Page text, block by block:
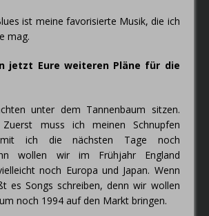
ist meine favorisierte Musik, die ich
mag.
jetzt Eure weiteren Pläne für die
unter dem Tannenbaum sitzen.
muss ich meinen Schnupfen
ich die nächsten Tage noch
wollen wir im Frühjahr England
noch Europa und Japan. Wenn
es Songs schreiben, denn wir wollen
noch 1994 auf den Markt bringen.